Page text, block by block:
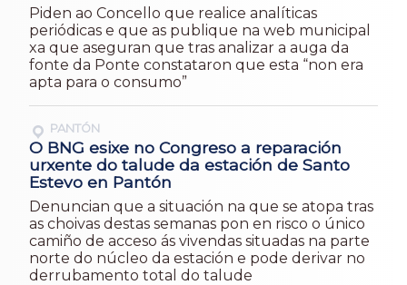
Piden ao Concello que realice analíticas
periódicas e que as publique na web municipal
xa que aseguran que tras analizar a auga da
fonte da Ponte constataron que esta “non era
apta para o consumo”
PANTÓN
O BNG esixe no Congreso a reparación
urxente do talude da estación de Santo
Estevo en Pantón
Denuncian que a situación na que se atopa tras
as choivas destas semanas pon en risco o único
camiño de acceso ás vivendas situadas na parte
norte do núcleo da estación e pode derivar no
derrubamento total do talude